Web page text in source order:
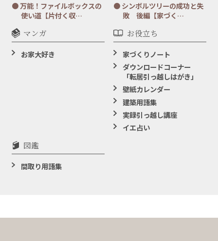
万能！ファイルボックスの
使い道【片付く収…
シンボルツリーの成功と失
敗 後編【家づく…
マンガ
お家大好き
お役立ち
家づくりノート
ダウンロードコーナー
「転居引っ越しはがき」
壁紙カレンダー
建築用語集
実録引っ越し講座
イエ占い
図鑑
間取り用語集